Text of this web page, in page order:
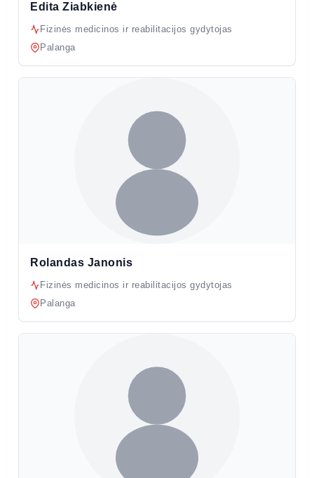
Edita Ziabkienė
Fizinės medicinos ir reabilitacijos gydytojas
Palanga
Rolandas Janonis
Fizinės medicinos ir reabilitacijos gydytojas
Palanga